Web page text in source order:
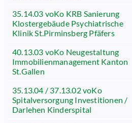
35.14.03 voKo KRB Sanierung
Klostergebäude Psychiatrische
Klinik St.Pirminsberg Pfäfers
40.13.03 voKo Neugestaltung
Immobilienmanagement Kanton
St.Gallen
35.13.04 / 37.13.02 voKo
Spitalversorgung Investitionen /
Darlehen Kinderspital